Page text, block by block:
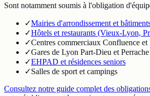
Sont notamment soumis à l'obligation
✓Mairies d'arrondissement et
✓Hôtels et restaurants (Vieux-Lyon,
✓Centres commerciaux Confluence et
✓Gares de Lyon Part-Dieu et Perrache
✓EHPAD et résidences seniors
✓Salles de sport et campings
Consultez notre guide complet des